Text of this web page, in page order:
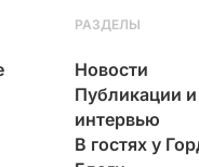
РАЗДЕЛЫ
Новости
Публикации и
интервью
В гостях у